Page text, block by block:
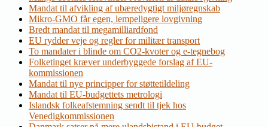
Mandat til afvikling af ubæredygtigt miljøregnskab
Mikro-GMO får egen, lempeligere lovgivning
Bredt mandat til megamilliardfond
EU rydder veje og regler for militær transport
To mandater i blinde om CO2-kvoter og e-tegnebog
Folketinget kræver underbyggede forslag af EU-
kommissionen
Mandat til nye principper for støttetildeling
Mandat til EU-budgettets metrologi
Islandsk folkeafstemning sendt til tjek hos
Venedigkommissionen